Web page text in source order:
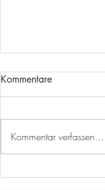
ABSCHIED
Kommentare
Kommentar verfassen...